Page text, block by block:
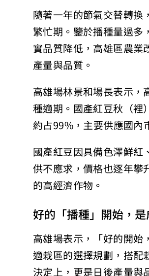
隨著一年的節氣交替轉
繁忙期。鑒於播種量過
實品質降低，高雄區農
產量與品質。
高雄場林景和場長表示
種適期。國產紅豆秋（
約占99%，主要供應國內
國產紅豆因具備色澤鮮
供不應求，價格也逐年攀
的高經濟作物。
好的「播種」開始，
高雄場表示，「好的開
適栽區的選擇規劃，搭